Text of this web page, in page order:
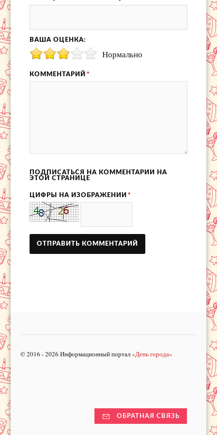
ВАША ОЦЕНКА:
Нормально
КОММЕНТАРИЙ *
ПОДПИСАТЬСЯ НА КОММЕНТАРИИ НА
ЭТОЙ СТРАНИЦЕ
ЦИФРЫ НА ИЗОБРАЖЕНИИ *
© 2016 - 2026 Информационный портал «День города»
ОБРАТНАЯ СВЯЗЬ